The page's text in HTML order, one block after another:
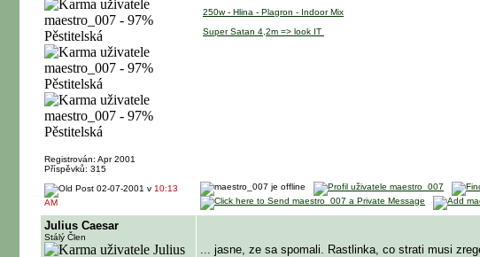
Registrován: Apr 2001
Příspěvků: 315
250w - Hlina - Plagron - Indoor Mix
Super Satan 4,2m => look IT
02-07-2001 v 10:13
AM
Julius Caesar
Stálý Člen
... jasne, ze sa spomali. Rastlinka, co strati musi